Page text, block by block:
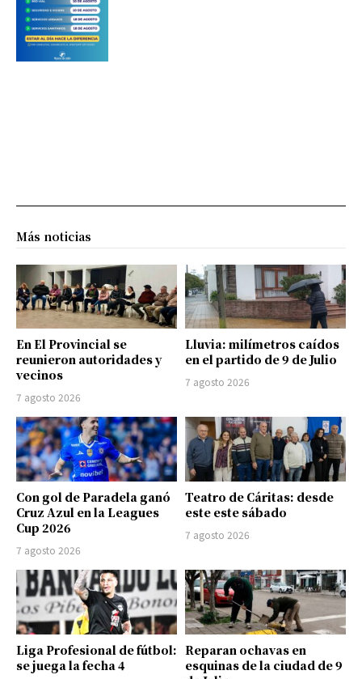
Más noticias
En El Provincial se
reunieron autoridades y
vecinos
7 agosto 2026
Lluvia: milímetros caídos
en el partido de 9 de Julio
7 agosto 2026
Con gol de Paradela ganó
Cruz Azul en la Leagues
Cup 2026
7 agosto 2026
Teatro de Cáritas: desde
este este sábado
7 agosto 2026
Liga Profesional de fútbol:
se juega la fecha 4
Reparan ochavas en
esquinas de la ciudad de 9